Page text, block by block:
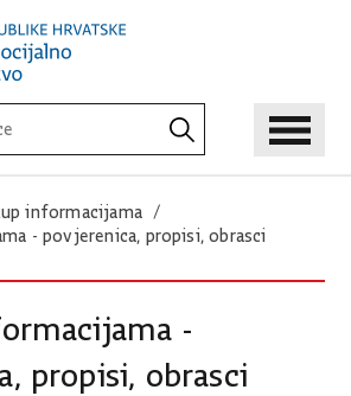
informacijama
- povjerenica, propisi, obrasci
-
propisi, obrasci